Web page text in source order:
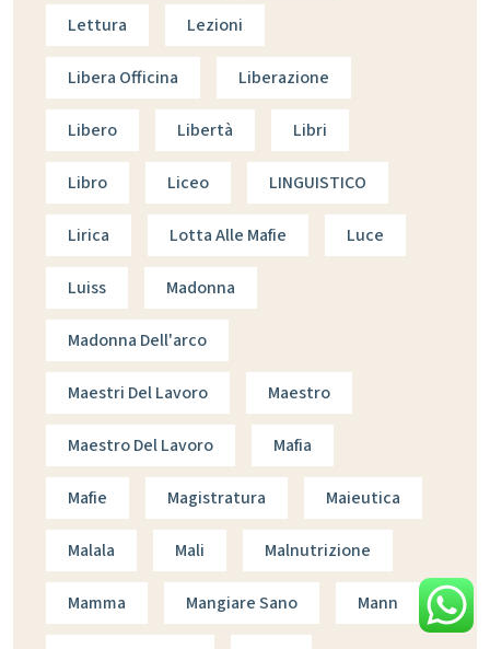
Lettura Lezioni
Libera Officina Liberazione
Libero Libertà Libri
Libro Liceo LINGUISTICO
Lirica Lotta Alle Mafie Luce
Luiss Madonna
Madonna Dell'arco
Maestri Del Lavoro Maestro
Maestro Del Lavoro Mafia
Mafie Magistratura Maieutica
Malala Mali Malnutrizione
Mamma Mangiare Sano Mann